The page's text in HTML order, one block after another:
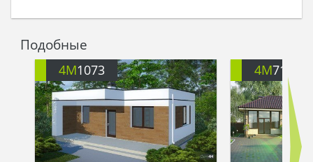
необходимые помещения для комфортного
отдыха и принятия парных процедур. Тамбур в 3
кв. м. поддерживает температурный режим
внутри бани, являясь своеобразным шлюзом.
Он не допускает прямого проникновения
холодного воздуха и утечки теплого. Здесь
установлен шкаф для верхней одежды.
Раздевалка выполняет функцию предбанника,
площади 5 кв. м. достаточно для подготовки к
Подобные
4M1073 4M7118